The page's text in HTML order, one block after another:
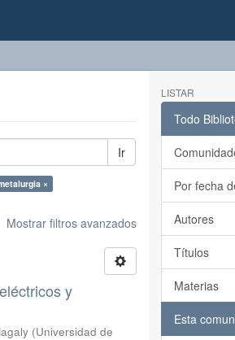
Ir
×
Mostrar filtros avanzados
y
(Universidad de
LISTAR
Todo
Por fecha
Autores
Títulos
Materias
Esta